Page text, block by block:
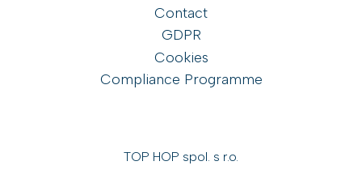
Contact
GDPR
Cookies
Compliance Programme
TOP HOP spol. s r.o.